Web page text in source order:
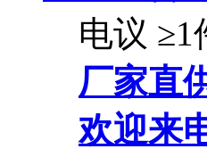
电议 ≥1
厂家直
欢迎来